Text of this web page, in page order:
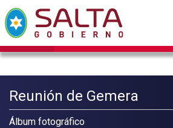
Reunión de Gemera
Álbum fotográfico